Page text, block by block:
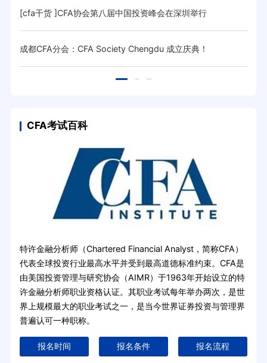
[cfa干货 ]CFA协会第八届中国投资峰会在深圳举行
成都CFA分会：CFA Society Chengdu 成立庆典！
CFA考试百科
特许金融分析师（Chartered Financial Analyst，简称CFA）
代表全球投资行业最高水平并受到最高道德标准约束。CFA是
由美国投资管理与研究协会（AIMR）于1963年开始设立的特
许金融分析师职业资格认证。其职业考试每年举办两次，是世
界上规模最大的职业考试之一，是当今世界证券投资与管理界
普遍认可一种职称。
报名时间 报名条件 报名流程